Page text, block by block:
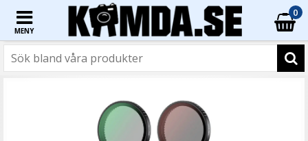
MENY
0